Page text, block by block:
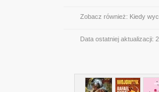
Zobacz również: Kiedy
Data ostatniej aktualizacji: